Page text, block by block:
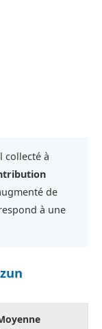
collecté à
de
à une